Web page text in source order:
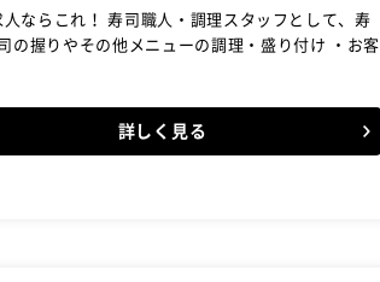
タッフとして、寿
の握りやその他メニューの調理・盛り付け ・お客
詳しく見る